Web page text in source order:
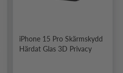
iPhone 15 Pro Skärmskydd
Härdat Glas 3D Privacy